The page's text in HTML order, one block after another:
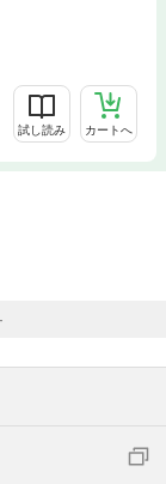
試し読み カートへ